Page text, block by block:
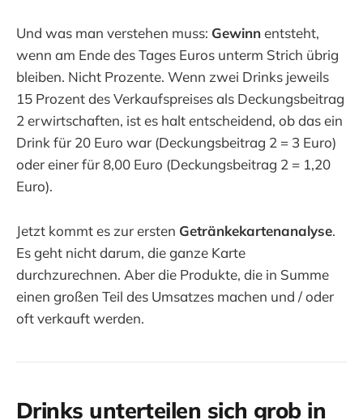
Und was man verstehen muss: Gewinnentsteht,
wenn am Ende des Tages Euros unterm Strich übrig
bleiben. Nicht Prozente. Wenn zwei Drinks jeweils
15 Prozent des Verkaufspreises als Deckungsbeitrag
2 erwirtschaften, ist es halt entscheidend, ob das ein
Drink für 20 Euro war (Deckungsbeitrag 2 = 3 Euro)
oder einer für 8,00 Euro (Deckungsbeitrag 2 = 1,20
Euro).
Jetzt kommt es zur ersten Getränkekartenanalyse.
Es geht nicht darum, die ganze Karte
durchzurechnen. Aber die Produkte, die in Summe
einen großen Teil des Umsatzes machen und / oder
oft verkauft werden.
Drinks unterteilen sich grob in